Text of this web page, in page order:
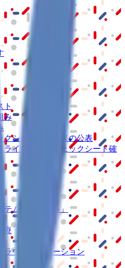
ト
み
クシート確認結果の公表
ラインに係るチェックシート確
テム
「CLINICS」
療
ラウドソリューション